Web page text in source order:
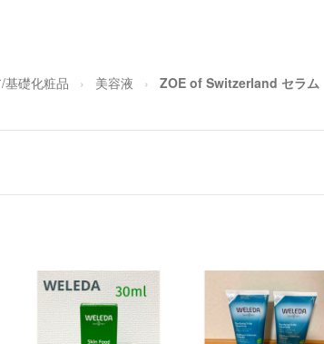
基礎化粧品 美容液 ZOE of Switzerland セラム